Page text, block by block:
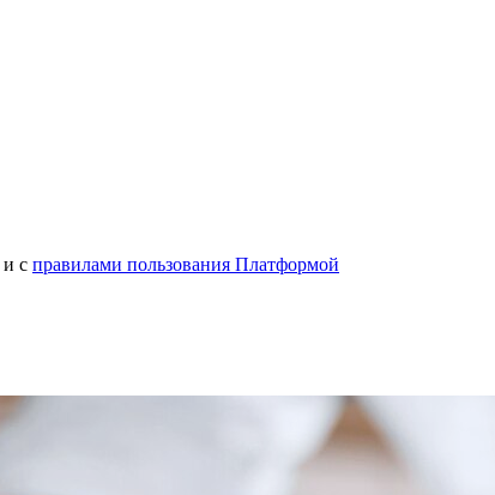
и с правилами пользования Платформой